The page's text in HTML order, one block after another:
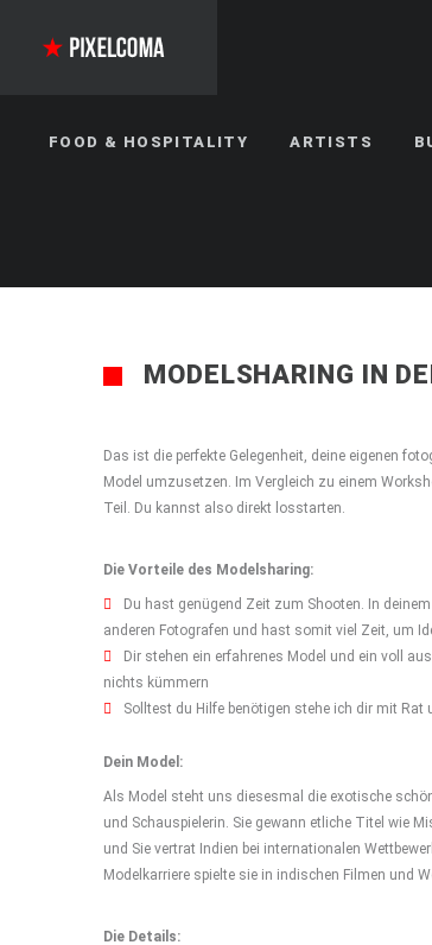
FOOD & HOSPITALITY ARTISTS
MODELSHARING IN
Das ist die perfekte Gelegenheit, deine eigenen
Model umzusetzen. Im Vergleich zu einem
Teil. Du kannst also direkt losstarten.
Die Vorteile des Modelsharing:
Du hast genügend Zeit zum Shooten. In
anderen Fotografen und hast somit viel Zeit, um
Dir stehen ein erfahrenes Model und ein voll
nichts kümmern
Solltest du Hilfe benötigen stehe ich dir mit Rat
Dein Model:
Als Model steht uns diesesmal die exotische
und Schauspielerin. Sie gewann etliche Titel wie
und Sie vertrat Indien bei internationalen
Modelkarriere spielte sie in indischen Filmen und
Die Details: